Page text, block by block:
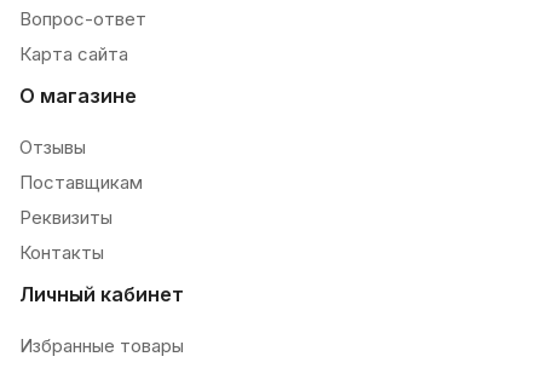
Вопрос-ответ
Карта сайта
О магазине
Отзывы
Поставщикам
Реквизиты
Контакты
Личный кабинет
Избранные товары